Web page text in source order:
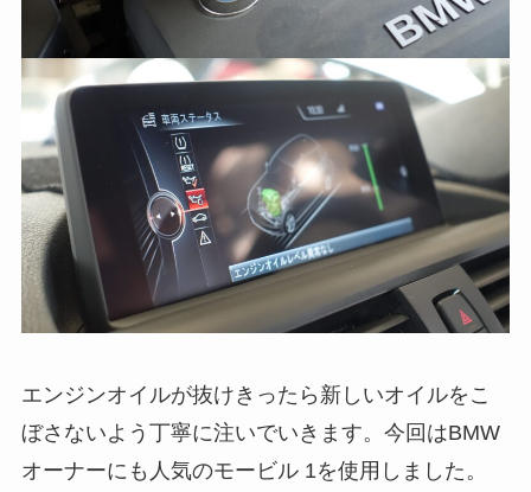
エンジンオイルが抜けきったら新しいオイルをこ
ぼさないよう丁寧に注いでいきます。今回はBMW
オーナーにも人気のモービル 1を使用しました。